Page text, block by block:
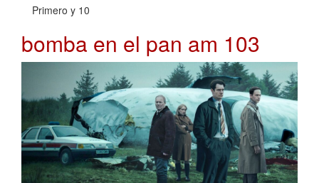
Primero y 10
bomba en el pan am 103